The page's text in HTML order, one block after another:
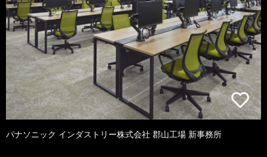
パナソニック インダストリー株式会社 郡山工場 新事務所